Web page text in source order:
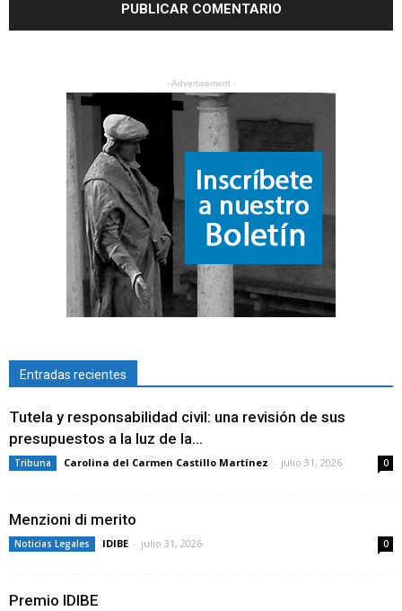
- Advertisement -
Entradas recientes
Tutela y responsabilidad civil: una revisión de sus
presupuestos a la luz de la...
Tribuna Carolina del Carmen Castillo Martínez - julio 31, 2026 0
Menzioni di merito
Noticias Legales IDIBE - julio 31, 2026 0
Premio IDIBE